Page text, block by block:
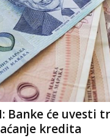
Banke će uvesti
kredita